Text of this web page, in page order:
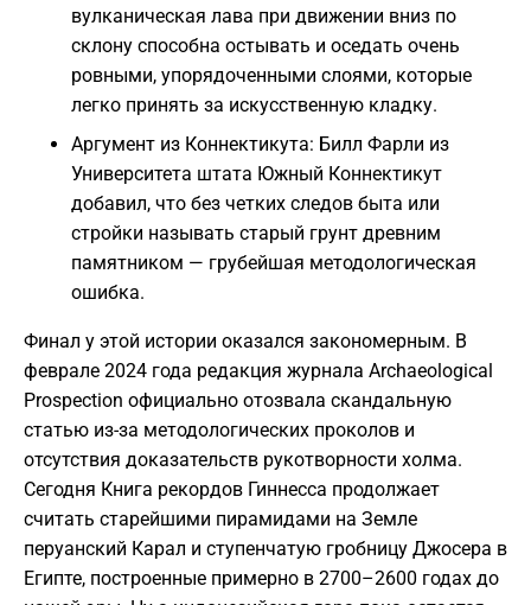
вулканическая лава при движении вниз по
склону способна остывать и оседать очень
ровными, упорядоченными слоями, которые
легко принять за искусственную кладку.
Аргумент из Коннектикута: Билл Фарли из
Университета штата Южный Коннектикут
добавил, что без четких следов быта или
стройки называть старый грунт древним
памятником — грубейшая методологическая
ошибка.
Финал у этой истории оказался закономерным. В
феврале 2024 года редакция журнала Archaeological
Prospection официально отозвала скандальную
статью из-за методологических проколов и
отсутствия доказательств рукотворности холма.
Сегодня Книга рекордов Гиннесса продолжает
считать старейшими пирамидами на Земле
перуанский Карал и ступенчатую гробницу Джосера в
Египте, построенные примерно в 2700–2600 годах до